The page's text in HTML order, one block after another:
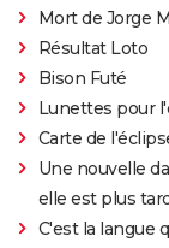
Mort de Jorge
Résultat Loto
Bison Futé
Lunettes pour
Carte de
Une nouvelle
elle est plus
C'est la langue